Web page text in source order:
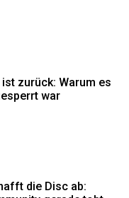
ist zurück: Warum es
war
die Disc ab: